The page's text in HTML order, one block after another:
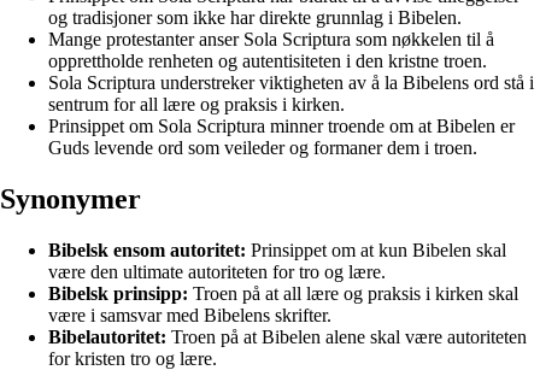
og tradisjoner som ikke har direkte grunnlag i Bibelen.
Mange protestanter anser Sola Scriptura som nøkkelen til å
opprettholde renheten og autentisiteten i den kristne troen.
Sola Scriptura understreker viktigheten av å la Bibelens ord stå i
sentrum for all lære og praksis i kirken.
Prinsippet om Sola Scriptura minner troende om at Bibelen er
Guds levende ord som veileder og formaner dem i troen.
Synonymer
Bibelsk ensom autoritet: Prinsippet om at kun Bibelen skal
være den ultimate autoriteten for tro og lære.
Bibelsk prinsipp: Troen på at all lære og praksis i kirken skal
være i samsvar med Bibelens skrifter.
Bibelautoritet: Troen på at Bibelen alene skal være autoriteten
for kristen tro og lære.